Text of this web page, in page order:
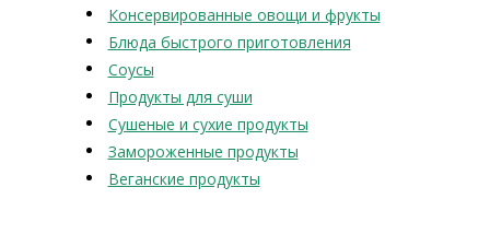
Консервированные овощи и фрукты
Блюда быстрого приготовления
Соусы
Продукты для суши
Сушеные и сухие продукты
Замороженные продукты
Веганские продукты